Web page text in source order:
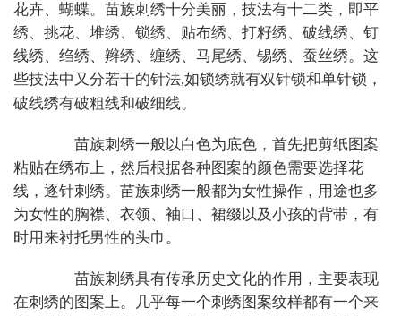
花卉、蝴蝶。苗族刺绣十分美丽，技法有十二类，即平
绣、挑花、堆绣、锁绣、贴布绣、打籽绣、破线绣、钉
线绣、绉绣、辫绣、缠绣、马尾绣、锡绣、蚕丝绣。这
些技法中又分若干的针法,如锁绣就有双针锁和单针锁，
破线绣有破粗线和破细线。
苗族刺绣一般以白色为底色，首先把剪纸图案
粘贴在绣布上，然后根据各种图案的颜色需要选择花
线，逐针刺绣。苗族刺绣一般都为女性操作，用途也多
为女性的胸襟、衣领、袖口、裙缀以及小孩的背带，有
时用来衬托男性的头巾。
苗族刺绣具有传承历史文化的作用，主要表现
在刺绣的图案上。几乎每一个刺绣图案纹样都有一个来